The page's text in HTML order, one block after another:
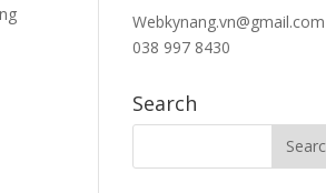
Webkynang.vn@gmail.com
038 997 8430
Search